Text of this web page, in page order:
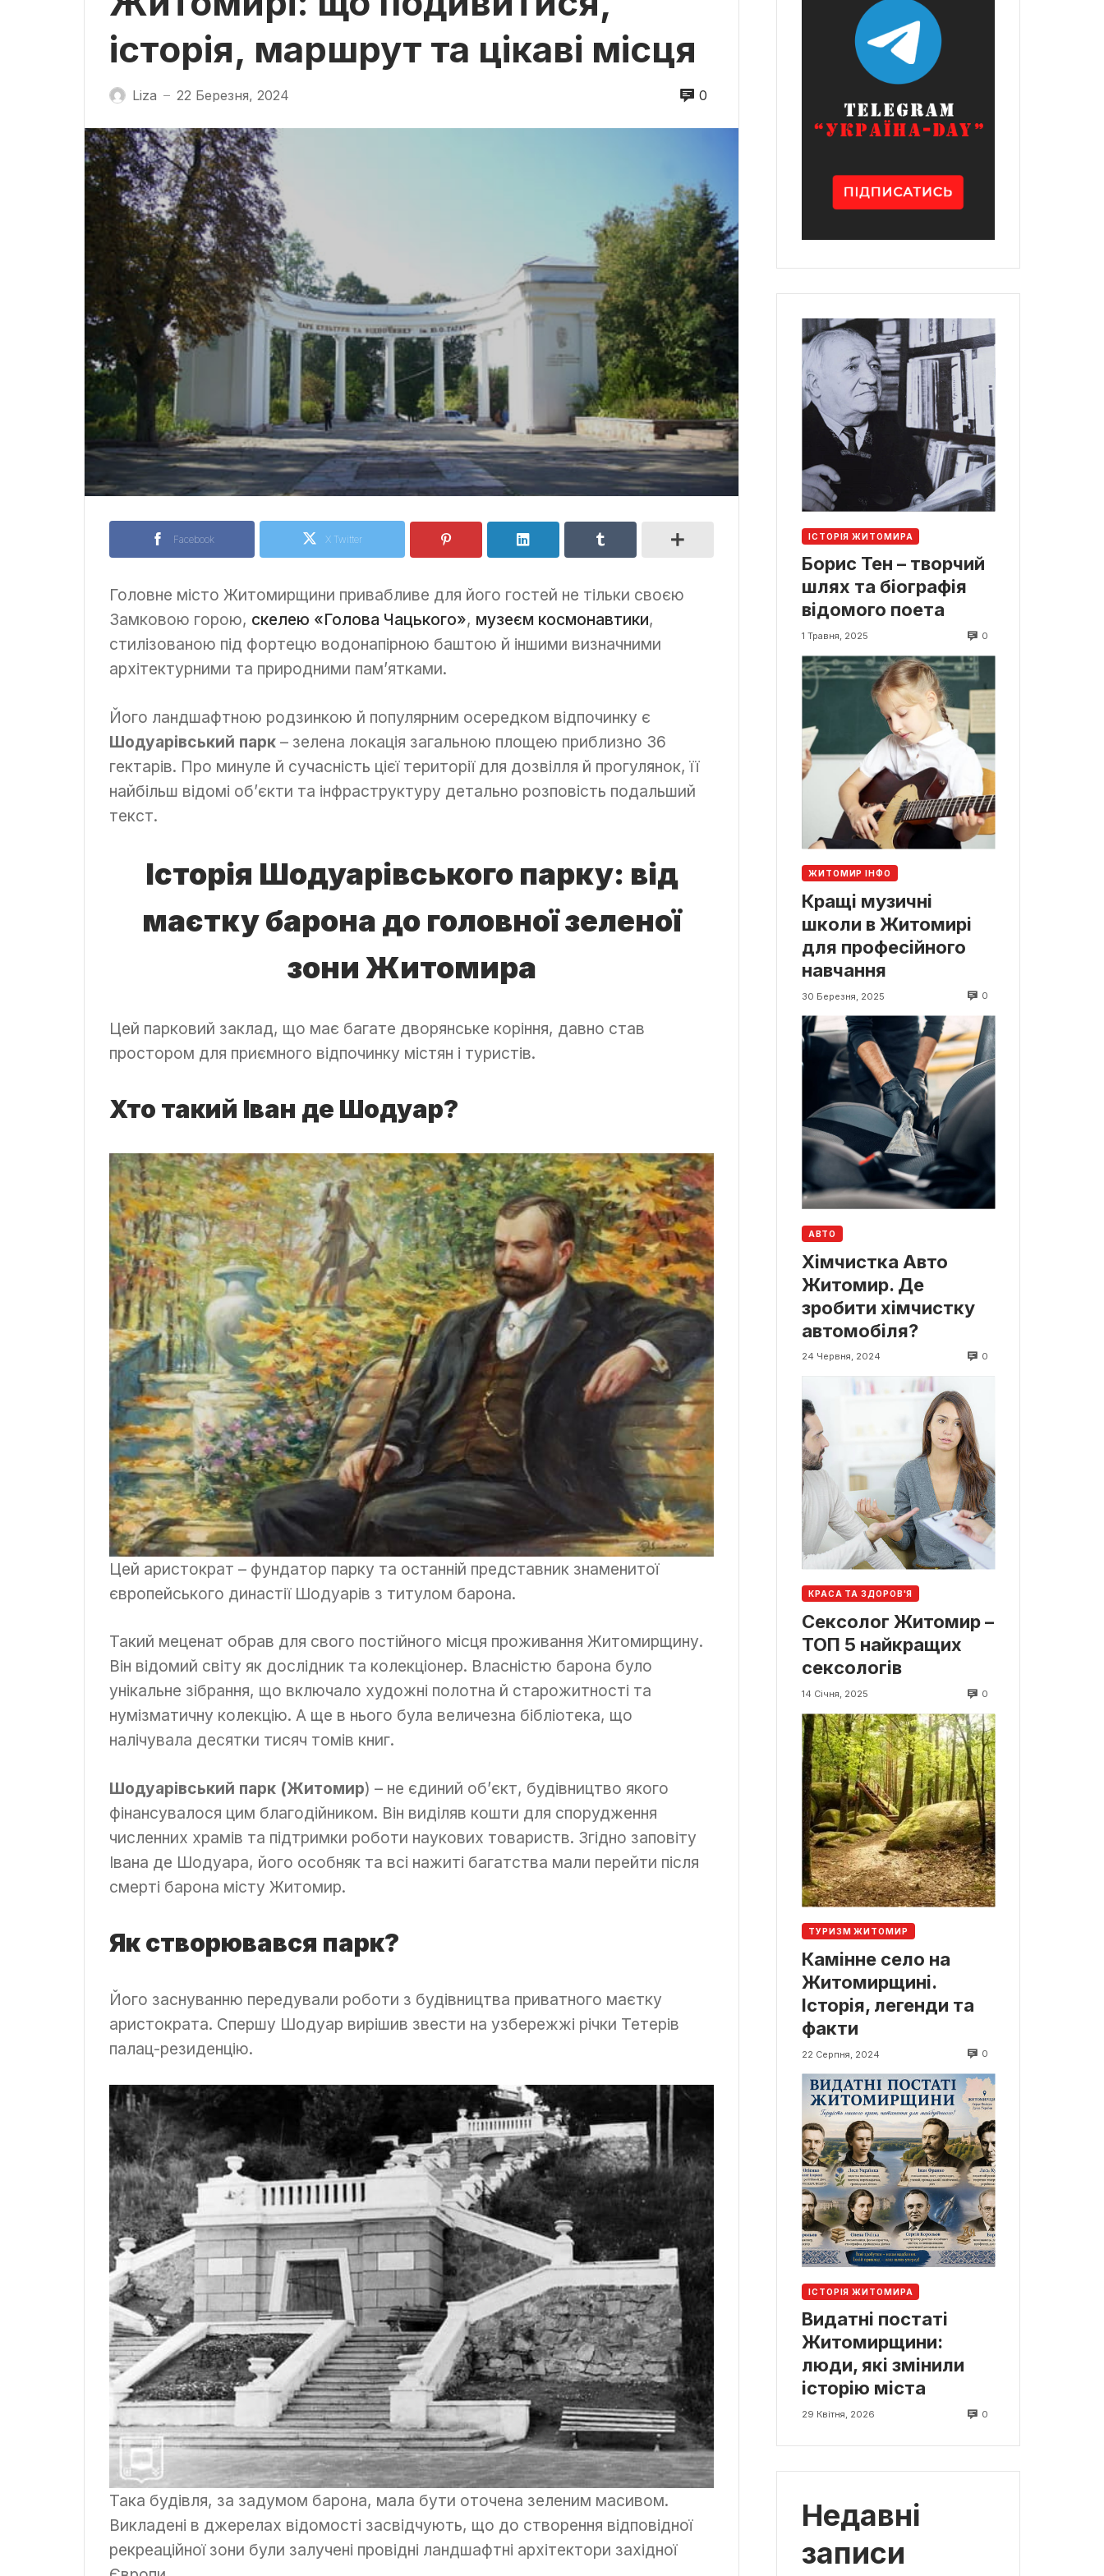
історія, маршрут та цікаві місця
Liza — 22 Березня, 2024 0
Facebook X Twitter
Головне місто Житомирщини привабливе для його гостей не тільки своєю
Замковою горою, скелею «Голова Чацького», музеєм космонавтики,
стилізованою під фортецю водонапірною баштою й іншими визначними
архітектурними та природними пам’ятками.
Його ландшафтною родзинкою й популярним осередком відпочинку є
Шодуарівський парк – зелена локація загальною площею приблизно 36
гектарів. Про минуле й сучасність цієї території для дозвілля й прогулянок, її
найбільш відомі об’єкти та інфраструктуру детально розповість подальший
текст.
Історія Шодуарівського парку: від
маєтку барона до головної зеленої
зони Житомира
Цей парковий заклад, що має багате дворянське коріння, давно став
простором для приємного відпочинку містян і туристів.
Хто такий Іван де Шодуар?
Цей аристократ – фундатор парку та останній представник знаменитої
європейського династії Шодуарів з титулом барона.
Такий меценат обрав для свого постійного місця проживання Житомирщину.
Він відомий світу як дослідник та колекціонер. Власністю барона було
унікальне зібрання, що включало художні полотна й старожитності та
нумізматичну колекцію. А ще в нього була величезна бібліотека, що
налічувала десятки тисяч томів книг.
Шодуарівський парк (Житомир) – не єдиний об’єкт, будівництво якого
фінансувалося цим благодійником. Він виділяв кошти для спорудження
численних храмів та підтримки роботи наукових товариств. Згідно заповіту
Івана де Шодуара, його особняк та всі нажиті багатства мали перейти після
смерті барона місту Житомир.
Як створювався парк?
Його заснуванню передували роботи з будівництва приватного маєтку
аристократа. Спершу Шодуар вирішив звести на узбережжі річки Тетерів
палац-резиденцію.
Така будівля, за задумом барона, мала бути оточена зеленим масивом.
Викладені в джерелах відомості засвідчують, що до створення відповідної
рекреаційної зони були залучені провідні ландшафтні архітектори західної
ІСТОРІЯ ЖИТОМИРА
Борис Тен – творчий
шлях та біографія
відомого поета
1 Травня, 2025 0
ЖИТОМИР ІНФО
Кращі музичні
школи в Житомирі
для професійного
навчання
30 Березня, 2025 0
АВТО
Хімчистка Авто
Житомир. Де
зробити хімчистку
автомобіля?
24 Червня, 2024 0
КРАСА ТА ЗДОРОВ'Я
Сексолог Житомир –
ТОП 5 найкращих
сексологів
14 Січня, 2025 0
ТУРИЗМ ЖИТОМИР
Камінне село на
Житомирщині.
Історія, легенди та
факти
22 Серпня, 2024 0
ІСТОРІЯ ЖИТОМИРА
Видатні постаті
Житомирщини:
люди, які змінили
історію міста
29 Квітня, 2026 0
Недавні
записи